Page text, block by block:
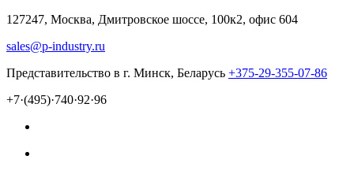
127247, Москва, Дмитровское шоссе, 100к2, офис 604
sales@p-industry.ru
Представительство в г. Минск, Беларусь +375-29-355-07-86
+7·(495)·740·92·96